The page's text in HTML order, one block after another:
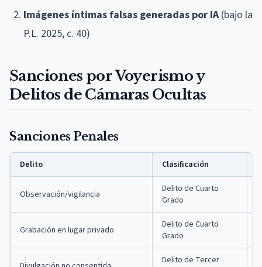
Imágenes íntimas falsas generadas por IA(bajo la
P.L. 2025, c. 40)
Sanciones por Voyerismo y
Delitos de Cámaras Ocultas
Sanciones Penales
Delito Clasificación
Observación/vigilancia
Delito de Cuarto
Grado
Grabación en lugar privado
Delito de Cuarto
Grado
Delito de Tercer